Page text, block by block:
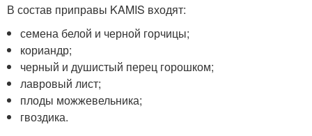
В состав приправы KAMIS входят:
семена белой и черной горчицы;
кориандр;
черный и душистый перец горошком;
лавровый лист;
плоды можжевельника;
гвоздика.